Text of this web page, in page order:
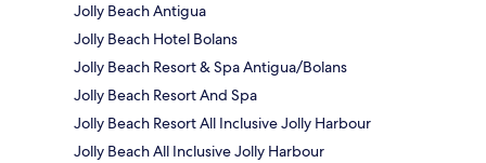
Jolly Beach Antigua
Jolly Beach Hotel Bolans
Jolly Beach Resort & Spa Antigua/Bolans
Jolly Beach Resort And Spa
Jolly Beach Resort All Inclusive Jolly Harbour
Jolly Beach All Inclusive Jolly Harbour